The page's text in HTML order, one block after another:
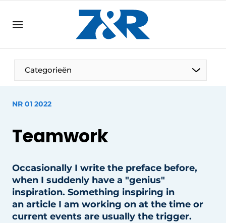
DE EN
EN
Categorieën
NR 01 2022
Teamwork
Occasionally I write the preface before,
when I suddenly have a "genius"
inspiration. Something inspiring in
an article I am working on at the time or
current events are usually the trigger.